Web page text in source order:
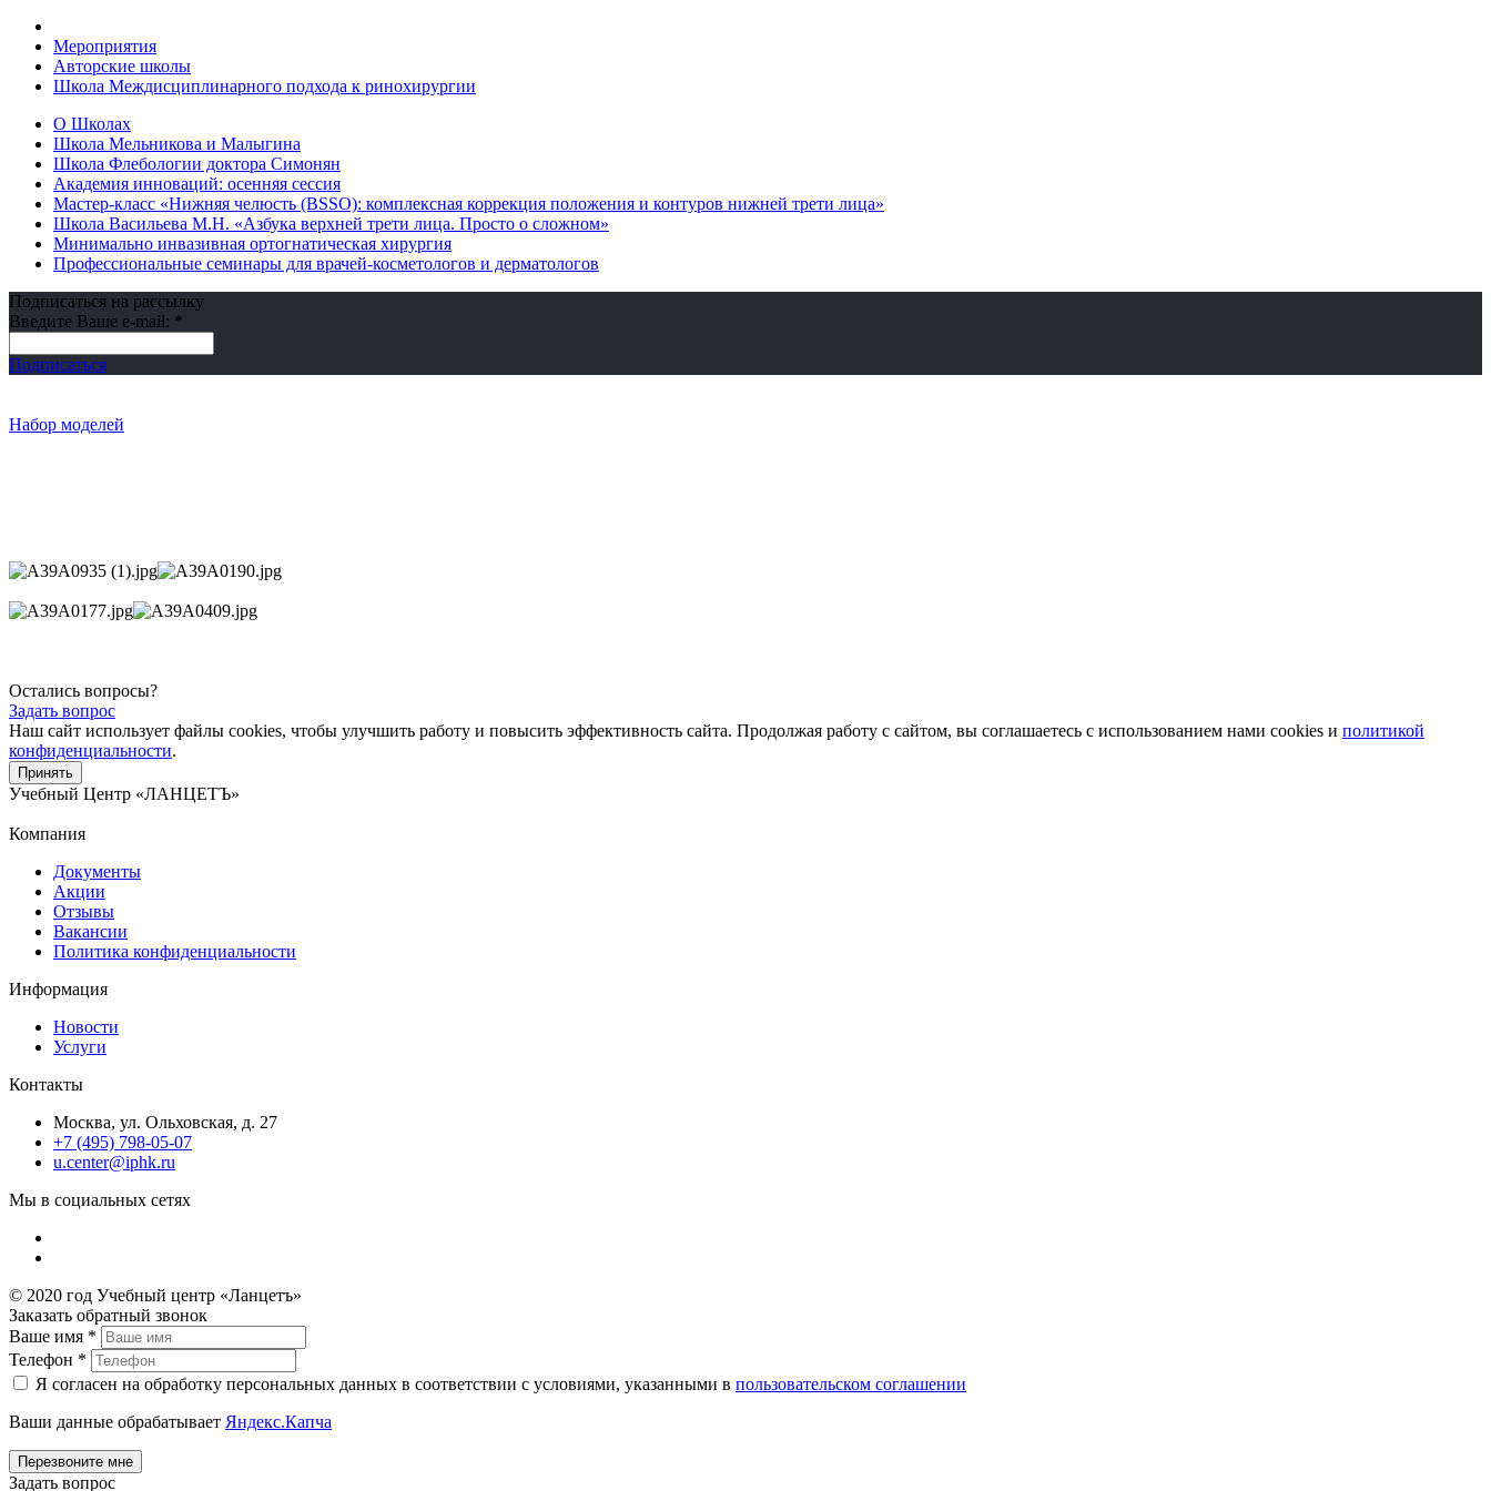
Мероприятия
Авторские школы
Школа Междисциплинарного подхода к ринохирургии
О Школах
Школа Мельникова и Малыгина
Школа Флебологии доктора Симонян
Академия инноваций: осенняя сессия
Мастер-класс «Нижняя челюсть (BSSO): комплексная коррекция положения и контуров нижней трети лица»
Школа Васильева М.Н. «Азбука верхней трети лица. Просто о сложном»
Минимально инвазивная ортогнатическая хирургия
Профессиональные семинары для врачей‑косметологов и дерматологов
Подписаться на рассылку
Введите Ваше e-mail: *
Подписаться
Набор моделей
Остались вопросы?
Задать вопрос
Наш сайт использует файлы cookies, чтобы улучшить работу и повысить эффективность сайта. Продолжая работу с сайтом, вы соглашаетесь с использованием нами cookies и политикой
конфиденциальности.
Принять
Учебный Центр «ЛАНЦЕТЪ»
Компания
Документы
Акции
Отзывы
Вакансии
Политика конфиденциальности
Информация
Новости
Услуги
Контакты
Москва, ул. Ольховская, д. 27
+7 (495) 798-05-07
u.center@iphk.ru
Мы в социальных сетях
© 2020 год Учебный центр «Ланцетъ»
Заказать обратный звонок
Ваше имя *
Телефон *
Я согласен на обработку персональных данных в соответствии с условиями, указанными в пользовательском соглашении
Ваши данные обрабатывает Яндекс.Капча
Задать вопрос